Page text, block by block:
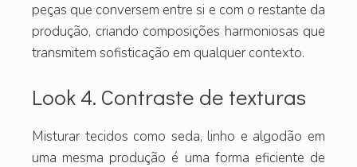
peças que conversem entre si e com o restante da
produção, criando composições harmoniosas que
transmitem sofisticação em qualquer contexto.
Look 4. Contraste de texturas
Misturar tecidos como seda, linho e algodão em
uma mesma produção é uma forma eficiente de